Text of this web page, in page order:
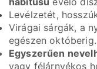
Levélzetét,
Virágai sárgák, a
egészen októberig.
Egyszerűen
vagy félárnyékos